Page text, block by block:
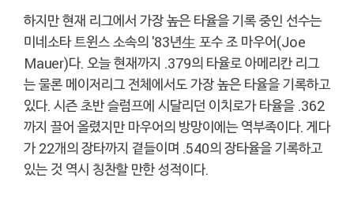
하지만 현재 리그에서 가장 높은 타율을 기록 중인 선수는
미네소타 트윈스 소속의 '83년生 포수 조 마우어(Joe
Mauer)다. 오늘 현재까지 .379의 타율로 아메리칸 리그
는 물론 메이저리그 전체에서도 가장 높은 타율을 기록하고
있다. 시즌 초반 슬럼프에 시달리던 이치로가 타율을 .362
까지 끌어 올렸지만 마우어의 방망이에는 역부족이다. 게다
가 22개의 장타까지 곁들이며 .540의 장타율을 기록하고
있는 것 역시 칭찬할 만한 성적이다.